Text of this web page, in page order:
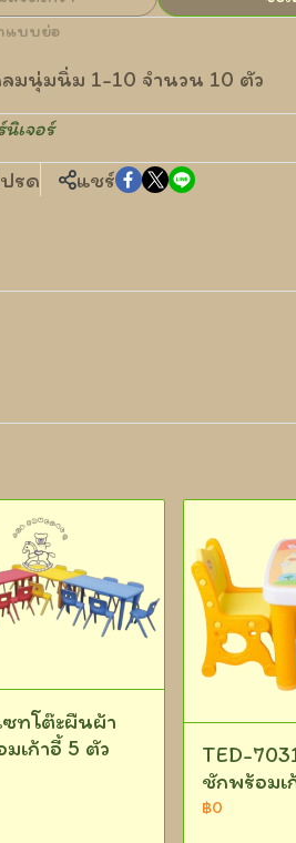
แบบย่อ
ลมนุ่มนิ่ม 1-10 จำนวน 10 ตัว
นิเจอร์
รด แชร์
ซทโต๊ะผืนผ้า
เก้าอี้ 5 ตัว
TED-
ชักพร้อม
฿0